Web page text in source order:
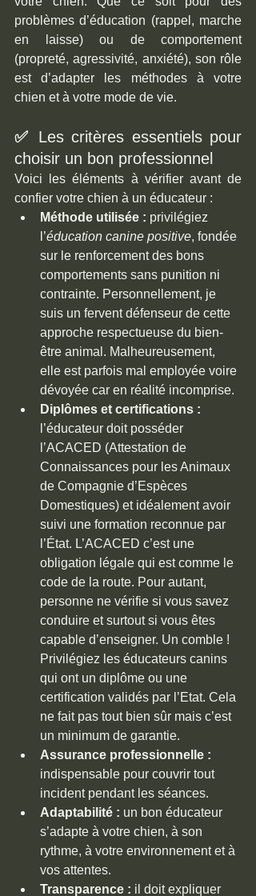
problèmes d’éducation (rappel, marche
en laisse) ou de comportement
(propreté, agressivité, anxiété), son rôle
est d’adapter les méthodes à votre
chien et à votre mode de vie.
✅ Les critères essentiels pour
choisir un bon professionnel
Voici les éléments à vérifier avant de
confier votre chien à un éducateur :
Méthode utilisée : privilégiez
l’éducation canine positive, fondée
sur le renforcement des bons
comportements sans punition ni
contrainte. Personnellement, je
suis un fervent défenseur de cette
approche respectueuse du bien-
être animal. Malheureusement,
elle est parfois mal employée voire
dévoyée car en réalité incomprise.
Diplômes et certifications :
l’éducateur doit posséder
l’ACACED (Attestation de
Connaissances pour les Animaux
de Compagnie d’Espèces
Domestiques) et idéalement avoir
suivi une formation reconnue par
l’État. L’ACACED c’est une
obligation légale qui est comme le
code de la route. Pour autant,
personne ne vérifie si vous savez
conduire et surtout si vous êtes
capable d’enseigner. Un comble !
Privilégiez les éducateurs canins
qui ont un diplôme ou une
certification validés par l’Etat. Cela
ne fait pas tout bien sûr mais c’est
un minimum de garantie.
Assurance professionnelle :
indispensable pour couvrir tout
incident pendant les séances.
Adaptabilité : un bon éducateur
s’adapte à votre chien, à son
rythme, à votre environnement et à
vos attentes.
Transparence : il doit expliquer